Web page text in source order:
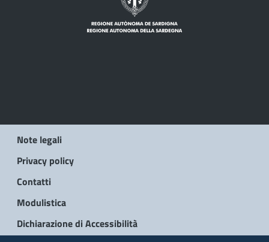
Note legali
Privacy policy
Contatti
Modulistica
Dichiarazione di Accessibilità